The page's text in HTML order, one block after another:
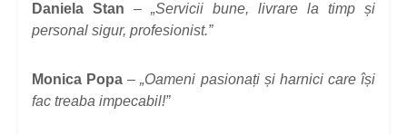
Daniela Stan – „Servicii bune, livrare la timp și
personal sigur, profesionist.”
Monica Popa –„Oameni pasionați și harnici care își
fac treaba impecabil!”